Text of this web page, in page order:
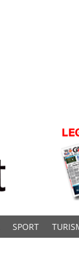
SPORT